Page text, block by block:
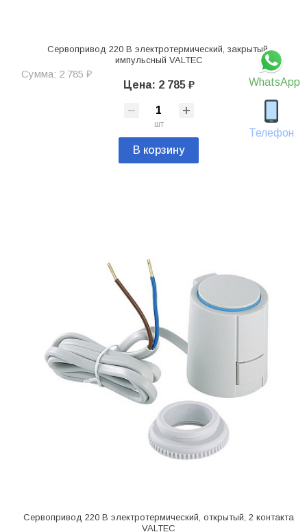
WhatsApp
Телефон
Сервопривод 220 В электротермический, закрытый,
импульсный VALTEC
Сумма: 2 785 ₽
Цена: 2 785 ₽
шт
В корзину
Сервопривод 220 В электротермический, открытый, 2 контакта
VALTEC